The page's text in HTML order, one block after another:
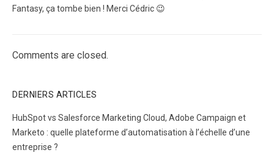
Fantasy, ça tombe bien ! Merci Cédric 😉
Comments are closed.
DERNIERS ARTICLES
HubSpot vs Salesforce Marketing Cloud, Adobe Campaign et
Marketo : quelle plateforme d’automatisation à l’échelle d’une
entreprise ?